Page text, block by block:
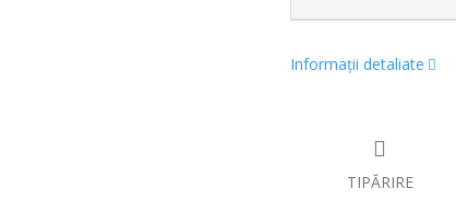
Informaţii detaliate
TIPĂRIRE